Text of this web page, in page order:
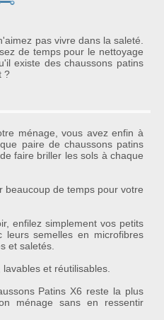
pas vivre dans la saleté.
de temps pour le nettoyage
existe des chaussons patins
?
ménage, vous avez enfin à
paire de chaussons patins
faire briller les sols à chaque
beaucoup de temps pour votre
enfilez simplement vos petits
semelles en microfibres
et saletés.
et réutilisables.
Patins X6 reste la plus
ménage sans en ressentir